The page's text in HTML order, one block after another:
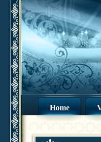
Home